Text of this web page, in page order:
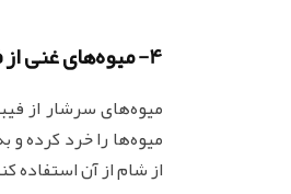
4- میوه‌های غنی از فیبر
میوه‌ها را خرد کرده و
از شام از آن استفاده